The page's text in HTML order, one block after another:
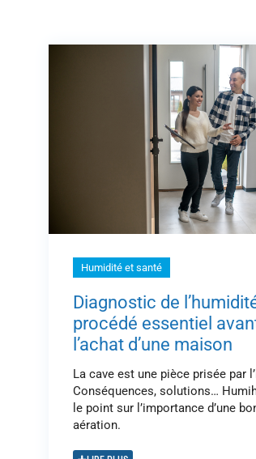
Humidité et santé
Diagnostic de
procédé essentiel
l’achat d’une maison
La cave est une pièce prisée par
Conséquences, solutions…
le point sur l’importance d’une
aération.